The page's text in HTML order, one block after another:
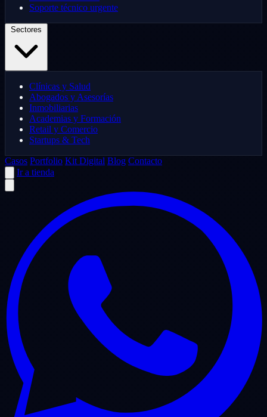
Soporte técnico urgente
Clínicas y Salud
Abogados y Asesorías
Inmobiliarias
Academias y Formación
Retail y Comercio
Startups & Tech
Casos Portfolio Kit Digital Blog Contacto
Ir a tienda